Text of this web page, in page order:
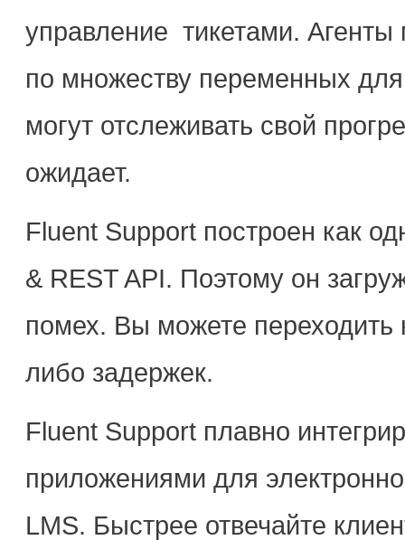
управление тикетами. Агенты
по множеству переменных
могут отслеживать свой
ожидает.
Fluent Support построен как
& REST API. Поэтому он
помех. Вы можете переходить
либо задержек.
Fluent Support плавно
приложениями для
LMS. Быстрее отвечайте